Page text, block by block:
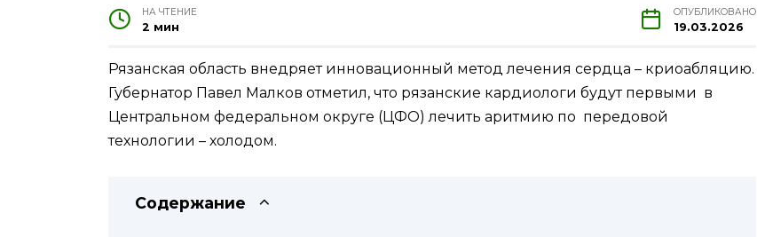
НА ЧТЕНИЕ
2 мин
ОПУБЛИКОВАНО
19.03.2026
Рязанская область внедряет инновационный метод лечения сердца – криоабляцию.
Губернатор Павел Малков отметил, что рязанские кардиологи будут первыми в
Центральном федеральном округе (ЦФО) лечить аритмию по передовой
технологии – холодом.
Содержание